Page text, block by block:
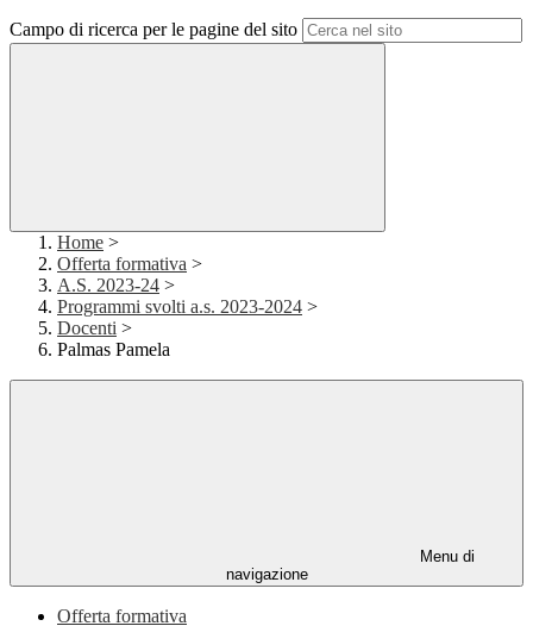
Campo di ricerca per le pagine del sito
Home >
Offerta formativa >
A.S. 2023-24 >
Programmi svolti a.s. 2023-2024 >
Docenti >
Palmas Pamela
Menu di
navigazione
Offerta formativa